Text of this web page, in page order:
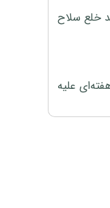
خلع سلاح
علیه